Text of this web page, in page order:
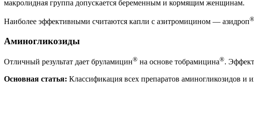
макролидная группа допускается беременным и кормящим женщинам.
Наиболее эффективными считаются капли с азитромицином — азидроп®
Аминогликозиды
Отличный результат дает бруламицин® на основе тобрамицина®.
Основная статья: Классификация всех препаратов аминогликозидов и